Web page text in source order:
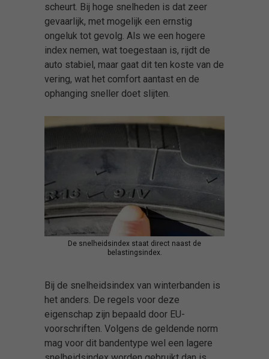
scheurt. Bij hoge snelheden is dat zeer
gevaarlijk, met mogelijk een ernstig
ongeluk tot gevolg. Als we een hogere
index nemen, wat toegestaan is, rijdt de
auto stabiel, maar gaat dit ten koste van de
vering, wat het comfort aantast en de
ophanging sneller doet slijten.
De snelheidsindex staat direct naast de
belastingsindex.
Bij de snelheidsindex van winterbanden is
het anders. De regels voor deze
eigenschap zijn bepaald door EU-
voorschriften. Volgens de geldende norm
mag voor dit bandentype wel een lagere